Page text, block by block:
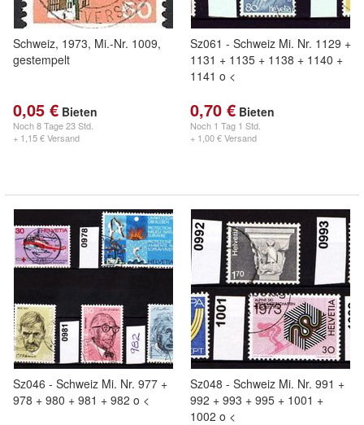
Schweiz, 1973, Mi.-Nr. 1009,
gestempelt
0,05 € Bieten
Noch8 Tage 23 Std.
+ 1,15 € Versand
Sz061 - Schweiz Mi. Nr. 1129 +
1131 + 1135 + 1138 + 1140 +
1141 o <
0,70 € Bieten
Noch 1 Tag 1 Std.
+ 1,00 € Versand
Sz046 - Schweiz Mi. Nr. 977 +
978 + 980 + 981 + 982 o <
Sz048 - Schweiz Mi. Nr. 991 +
992 + 993 + 995 + 1001 +
1002 o <